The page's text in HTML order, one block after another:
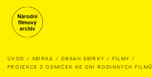
ÚVOD SBÍRKA OBSAH SBÍRKY
FILMY
PROJEKCE Z OSMIČEK KE DNI RODINNÝCH FILMŮ